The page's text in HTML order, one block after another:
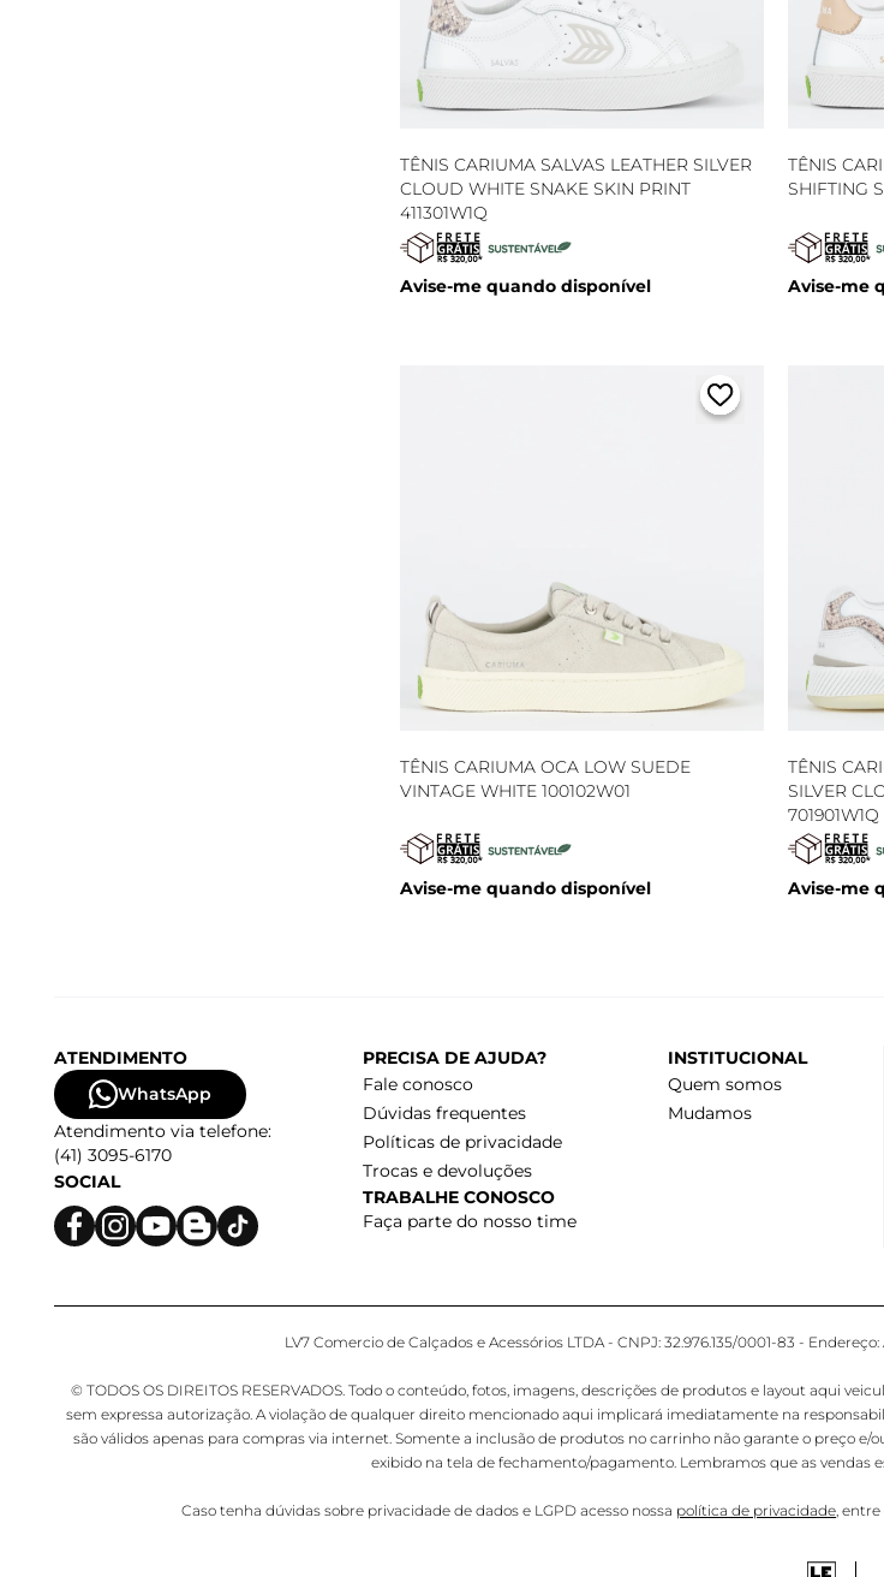
TÊNIS CARIUMA SALVAS LEATHER SILVER
CLOUD WHITE SNAKE SKIN PRINT
411301W1Q
Avise-me quando disponível
TÊNIS
SHIFTING
Avise-me
TÊNIS CARIUMA OCA LOW SUEDE
VINTAGE WHITE 100102W01
Avise-me quando disponível
TÊNIS
SILVER
701901W1Q
Avise-me
ATENDIMENTO
WhatsApp
Atendimento via telefone:
(41) 3095-6170
SOCIAL
PRECISA DE AJUDA?
Fale conosco
Dúvidas frequentes
Políticas de privacidade
Trocas e devoluções
TRABALHE CONOSCO
Faça parte do nosso time
INSTITUCIONAL
Quem somos
Mudamos
LV7 Comercio de Calçados e Acessórios LTDA - CNPJ: 32.976.135/0001-83 -
© TODOS OS DIREITOS RESERVADOS. Todo o conteúdo, fotos, imagens, descrições de produtos e layout aqui
sem expressa autorização. A violação de qualquer direito mencionado aqui implicará imediatamente na
são válidos apenas para compras via internet. Somente a inclusão de produtos no carrinho não garante o preço
exibido na tela de fechamento/pagamento. Lembramos que as vendas
Caso tenha dúvidas sobre privacidade de dados e LGPD acesso nossa política de privacidade ,